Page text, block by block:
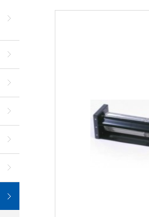
철망,필터망,코드선,
속도조절기
특수팬모음(히터,